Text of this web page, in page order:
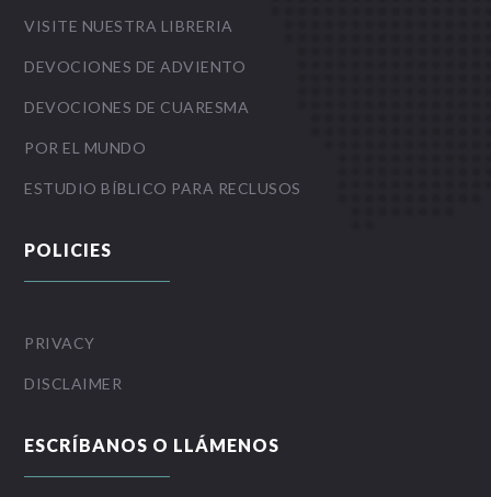
VISITE NUESTRA LIBRERIA
DEVOCIONES DE ADVIENTO
DEVOCIONES DE CUARESMA
POR EL MUNDO
ESTUDIO BÍBLICO PARA RECLUSOS
POLICIES
PRIVACY
DISCLAIMER
ESCRÍBANOS O LLÁMENOS